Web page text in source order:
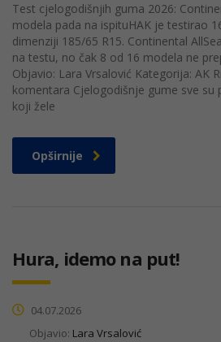
Test cjelogodišnjih guma 2026:
modela pada na ispituHAK je testirao
dimenziji 185/65 R15. Continental
na testu, no čak 8 od 16 modela ne
Objavio: Lara Vrsalović Kategorija: AK
komentara Cjelogodišnje gume sve su
koji žele
Opširnije
Hura, idemo na put!
04.07.2026
Objavio: Lara Vrsalović